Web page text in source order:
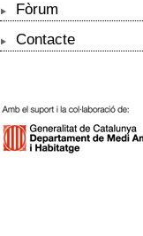
Fòrum
Contacte